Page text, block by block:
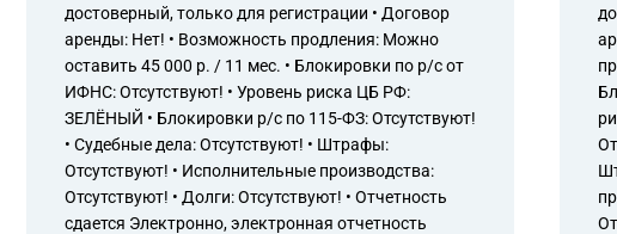
достоверный, только для регистрации • Договор
аренды: Нет! • Возможность продления: Можно
оставить 45 000 р. / 11 мес. • Блокировки по р/с от
ИФНС: Отсутствуют! • Уровень риска ЦБ РФ:
ЗЕЛЁНЫЙ • Блокировки р/с по 115-ФЗ: Отсутствуют!
• Судебные дела: Отсутствуют! • Штрафы:
Отсутствуют! • Исполнительные производства:
Отсутствуют! • Долги: Отсутствуют! • Отчетность
сдается Электронно, электронная отчетность